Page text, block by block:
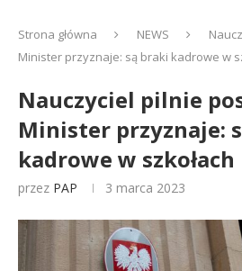
Strona główna NEWS
Minister przyznaje: są braki kadrowe w
Nauczyciel pilnie
Minister przyznaje:
kadrowe w szkołach
przez PAP 3 marca 2023